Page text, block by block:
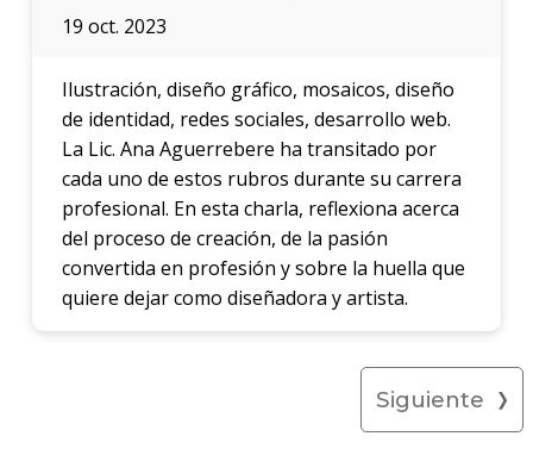
19 oct. 2023
Ilustración, diseño gráfico, mosaicos, diseño
de identidad, redes sociales, desarrollo web.
La Lic. Ana Aguerrebere ha transitado por
cada uno de estos rubros durante su carrera
profesional. En esta charla, reflexiona acerca
del proceso de creación, de la pasión
convertida en profesión y sobre la huella que
quiere dejar como diseñadora y artista.
Siguiente